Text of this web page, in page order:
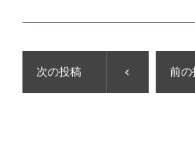
次の投稿 前の